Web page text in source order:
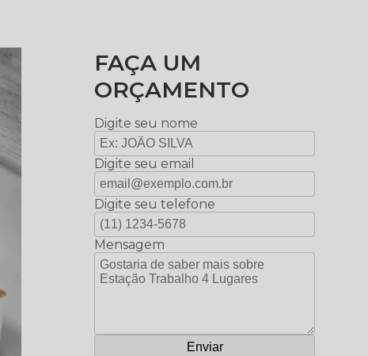
FAÇA UM
ORÇAMENTO
Digite seu nome
Digite seu email
Digite seu telefone
Mensagem